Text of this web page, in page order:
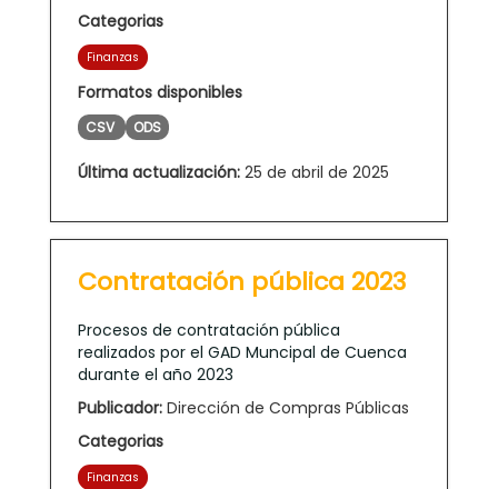
Categorias
Finanzas
Formatos disponibles
CSV ODS
Última actualización: 25 de abril de 2025
Contratación pública 2023
Procesos de contratación pública
realizados por el GAD Muncipal de Cuenca
durante el año 2023
Publicador: Dirección de Compras Públicas
Categorias
Finanzas